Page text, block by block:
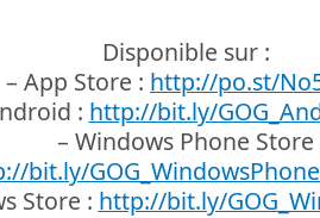
Disponible sur :
– App Store : http://po.st/
: http://bit.ly/
– Windows Phone Store
bit.ly/
Store : http://bit.ly/